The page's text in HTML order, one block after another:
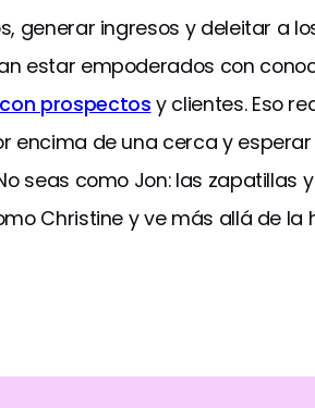
generar ingresos y deleitar a
estar empoderados con
prospectos y clientes. Eso
encima de una cerca y
seas como Jon: las zapatillas
Christine y ve más allá de